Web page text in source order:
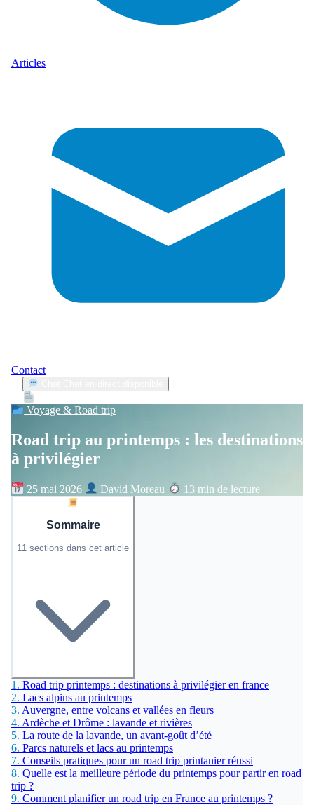
Articles
Contact
Voyage & Road trip
Road trip au printemps : les destinations
à privilégier
25 mai 2026 David Moreau 13 min de lecture
Sommaire
11 sections dans cet article
1. Road trip printemps : destinations à privilégier en france
2. Lacs alpins au printemps
3. Auvergne, entre volcans et vallées en fleurs
4. Ardèche et Drôme : lavande et rivières
5. La route de la lavande, un avant-goût d’été
6. Parcs naturels et lacs au printemps
7. Conseils pratiques pour un road trip printanier réussi
8. Quelle est la meilleure période du printemps pour partir en road
trip ?
9. Comment planifier un road trip en France au printemps ?